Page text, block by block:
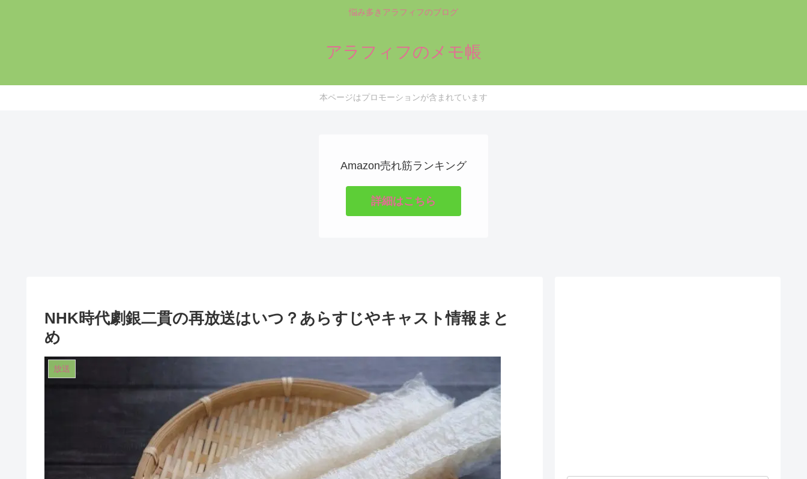
悩み多きアラフィフのブログ
アラフィフのメモ帳
本ページはプロモーションが含まれています
Amazon売れ筋ランキング
詳細はこちら
NHK時代劇銀二貫の再放送はいつ？あらすじやキャスト情報まと
め
放送